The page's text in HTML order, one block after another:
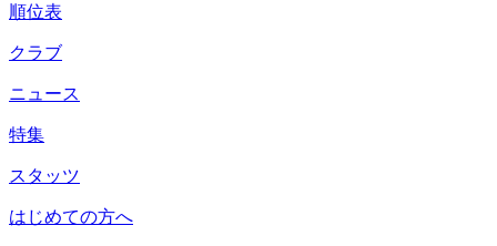
順位表
クラブ
ニュース
特集
スタッツ
はじめての方へ